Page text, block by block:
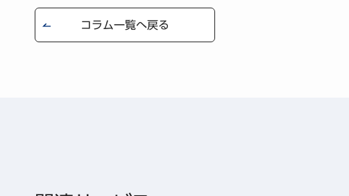
コラム一覧へ戻る